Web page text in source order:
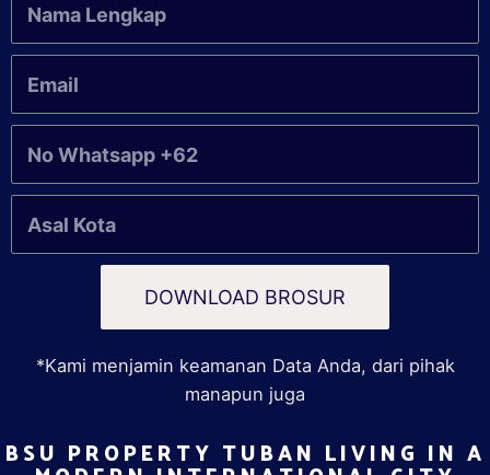
DOWNLOAD BROSUR
*Kami menjamin keamanan Data Anda, dari pihak
manapun juga
BSU PROPERTY TUBAN LIVING IN A